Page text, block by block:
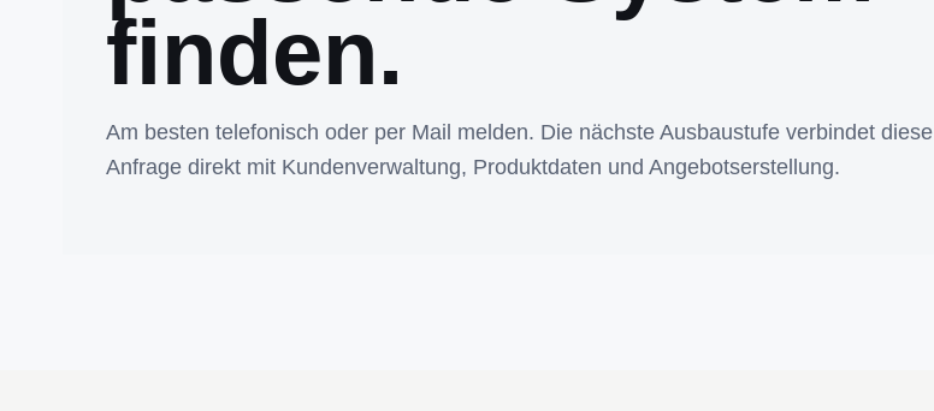
finden.
Am besten telefonisch oder per Mail melden. Die nächste Ausbaustufe verbindet diese
Anfrage direkt mit Kundenverwaltung, Produktdaten und Angebotserstellung.